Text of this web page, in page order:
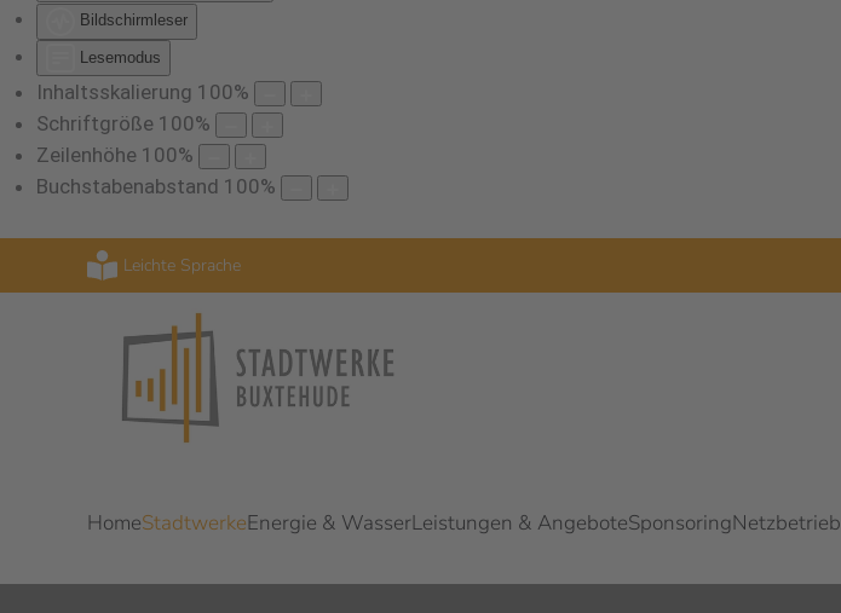
Bildschirmleser
Lesemodus
Inhaltsskalierung 100%
Schriftgröße 100%
Zeilenhöhe 100%
Buchstabenabstand 100%
Leichte Sprache
HomeStadtwerkeEnergie & WasserLeistungen & AngeboteSponsoringNetzbetrieb